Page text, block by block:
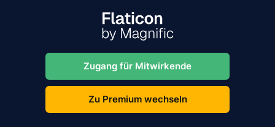
Zugang für Mitwirkende
Zu Premium wechseln